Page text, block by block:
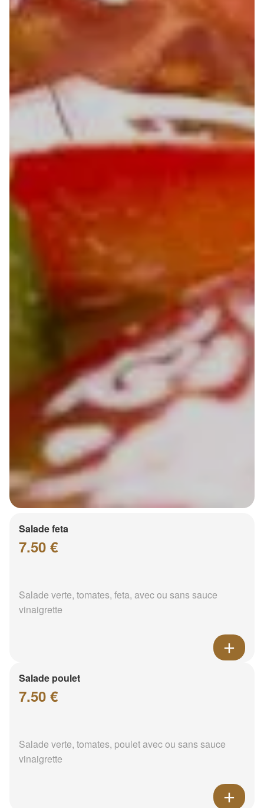
Salade feta
7.50 €
Salade verte, tomates, feta, avec ou sans sauce
vinaigrette
Salade poulet
7.50 €
Salade verte, tomates, poulet avec ou sans sauce
vinaigrette